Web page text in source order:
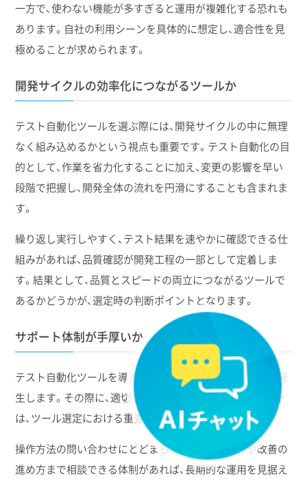
一方で、使わない機能が多すぎると運用が複雑化する恐れも
あります。自社の利用シーンを具体的に想定し、適合性を見
極めることが求められます。
開発サイクルの効率化につながるツールか
テスト自動化ツールを選ぶ際には、開発サイクルの中に無理
なく組み込めるかという視点も重要です。テスト自動化の目
的として、作業を省力化することに加え、変更の影響を早い
段階で把握し、開発全体の流れを円滑にすることも含まれま
す。
繰り返し実行しやすく、テスト結果を速やかに確認できる仕
組みがあれば、品質確認が開発工程の一部として定着しま
す。結果として、品質とスピードの両立につながるツールで
あるかどうかが、選定時の判断ポイントとなります。
サポート体制が手厚いか
テスト自動化ツールを導入すると、運用上の疑問や課題が発
生します。その際に、適切なサポートを受けられるかどうか
は、ツール選定における重要な判断軸です。
操作方法の問い合わせにとどまらず、活用の考え方や改善の
進め方まで相談できる体制があれば、長期的な運用を見据え